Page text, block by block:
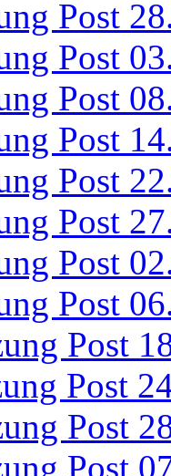
Post
Post
Post
Post
Post
Post
Post
Post
Post
Post
Post
Post